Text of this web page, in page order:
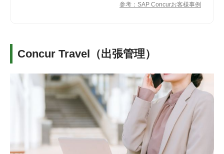
参考：SAP Concurお客様事例
Concur Travel（出張管理）